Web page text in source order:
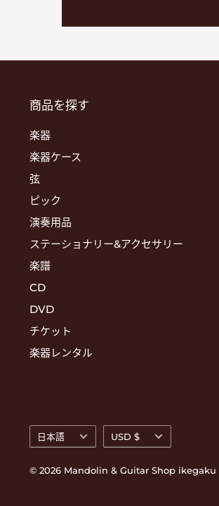
商品を探す
楽器
楽器ケース
弦
ピック
演奏用品
ステーショナリー&アクセサリー
楽譜
CD
DVD
チケット
楽器レンタル
語
日本語
貨
USD $
© 2026 Mandolin & Guitar Shop ikegaku